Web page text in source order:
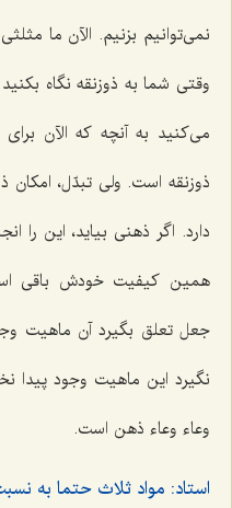
نمى‌توانیم بزنیم. الآن ما
وقتى شما به ذوزنقه نگاه
مى‌كنید به آنچه كه الآن
ذوزنقه است. ولى تبدّل، امكان
دارد. اگر ذهنى بیاید، این را
همین كیفیت خودش باقى
جعل تعلق بگیرد آن ماهیت
نگیرد این ماهیت وجود پیدا
وعاء وعاء ذهن است.
استاد: مواد ثلاث حتما به